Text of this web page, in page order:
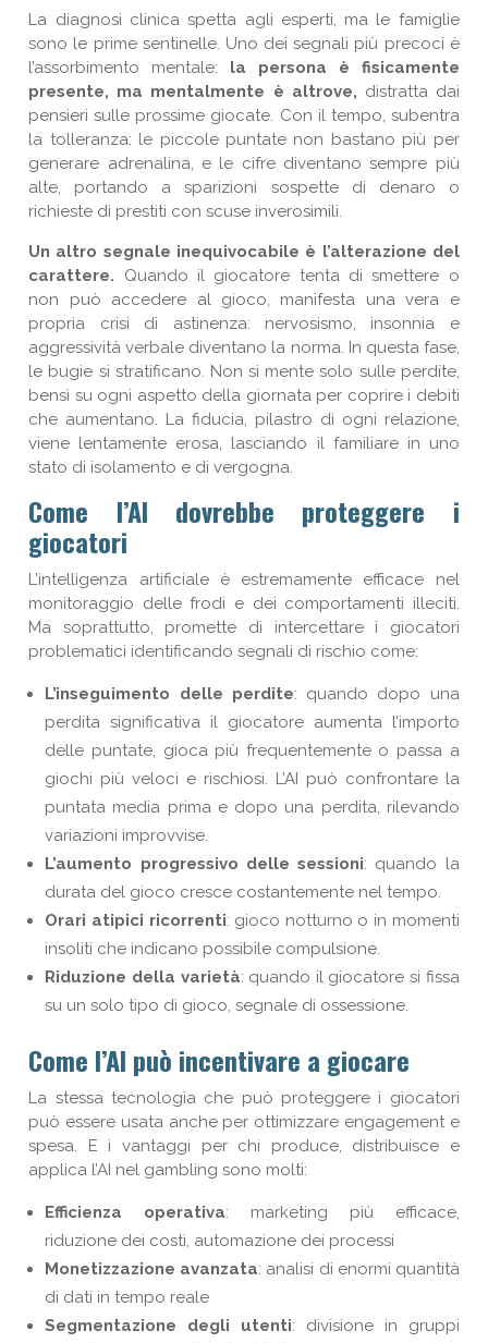
La diagnosi clinica spetta agli esperti, ma le famiglie
sono le prime sentinelle. Uno dei segnali più precoci è
l’assorbimento mentale: la persona è fisicamente
presente, ma mentalmente è altrove, distratta dai
pensieri sulle prossime giocate. Con il tempo, subentra
la tolleranza: le piccole puntate non bastano più per
generare adrenalina, e le cifre diventano sempre più
alte, portando a sparizioni sospette di denaro o
richieste di prestiti con scuse inverosimili.
Un altro segnale inequivocabile è l’alterazione del
carattere. Quando il giocatore tenta di smettere o
non può accedere al gioco, manifesta una vera e
propria crisi di astinenza: nervosismo, insonnia e
aggressività verbale diventano la norma. In questa fase,
le bugie si stratificano. Non si mente solo sulle perdite,
bensì su ogni aspetto della giornata per coprire i debiti
che aumentano. La fiducia, pilastro di ogni relazione,
viene lentamente erosa, lasciando il familiare in uno
stato di isolamento e di vergogna.
Come l’AI dovrebbe proteggere i
giocatori
L’intelligenza artificiale è estremamente efficace nel
monitoraggio delle frodi e dei comportamenti illeciti.
Ma soprattutto, promette di intercettare i giocatori
problematici identificando segnali di rischio come:
L’inseguimento delle perdite: quando dopo una
perdita significativa il giocatore aumenta l’importo
delle puntate, gioca più frequentemente o passa a
giochi più veloci e rischiosi. L’AI può confrontare la
puntata media prima e dopo una perdita, rilevando
variazioni improvvise.
L’aumento progressivo delle sessioni: quando la
durata del gioco cresce costantemente nel tempo.
Orari atipici ricorrenti: gioco notturno o in momenti
insoliti che indicano possibile compulsione.
Riduzione della varietà: quando il giocatore si fissa
su un solo tipo di gioco, segnale di ossessione.
Come l’AI può incentivare a giocare
La stessa tecnologia che può proteggere i giocatori
può essere usata anche per ottimizzare engagement e
spesa. E i vantaggi per chi produce, distribuisce e
applica l’AI nel gambling sono molti:
Efficienza operativa: marketing più efficace,
riduzione dei costi, automazione dei processi
Monetizzazione avanzata: analisi di enormi quantità
di dati in tempo reale
Segmentazione degli utenti: divisione in gruppi